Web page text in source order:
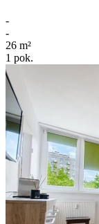
-
-
26 m²
1 pok.